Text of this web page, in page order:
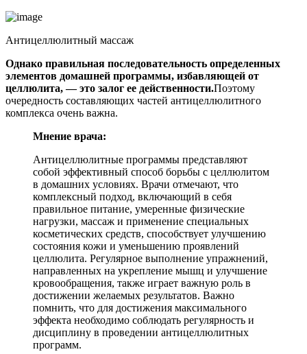
Антицеллюлитный массаж
Однако правильная последовательность определенных
элементов домашней программы, избавляющей от
целлюлита, — это залог ее действенности.Поэтому
очередность составляющих частей антицеллюлитного
комплекса очень важна.
Мнение врача:
Антицеллюлитные программы представляют
собой эффективный способ борьбы с целлюлитом
в домашних условиях. Врачи отмечают, что
комплексный подход, включающий в себя
правильное питание, умеренные физические
нагрузки, массаж и применение специальных
косметических средств, способствует улучшению
состояния кожи и уменьшению проявлений
целлюлита. Регулярное выполнение упражнений,
направленных на укрепление мышц и улучшение
кровообращения, также играет важную роль в
достижении желаемых результатов. Важно
помнить, что для достижения максимального
эффекта необходимо соблюдать регулярность и
дисциплину в проведении антицеллюлитных
программ.